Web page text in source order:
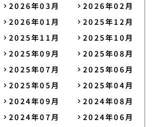
2026年03月
2026年02月
2026年01月
2025年12月
2025年11月
2025年10月
2025年09月
2025年08月
2025年07月
2025年06月
2025年05月
2025年04月
2024年09月
2024年08月
2024年07月
2024年06月